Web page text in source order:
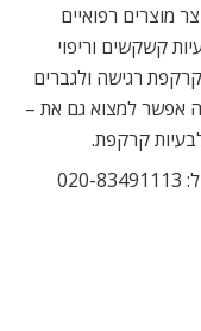
מוצרים רפואיים
קשקשים וריפוי
רגישה ולגברים
אפשר למצוא גם את –